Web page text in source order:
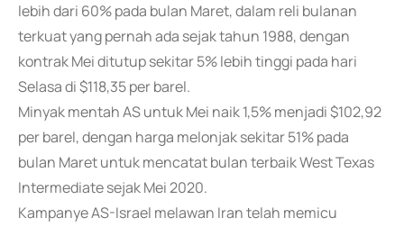
lebih dari 60% pada bulan Maret, dalam reli bulanan
terkuat yang pernah ada sejak tahun 1988, dengan
kontrak Mei ditutup sekitar 5% lebih tinggi pada hari
Selasa di $118,35 per barel.
Minyak mentah AS untuk Mei naik 1,5% menjadi $102,92
per barel, dengan harga melonjak sekitar 51% pada
bulan Maret untuk mencatat bulan terbaik West Texas
Intermediate sejak Mei 2020.
Kampanye AS-Israel melawan Iran telah memicu